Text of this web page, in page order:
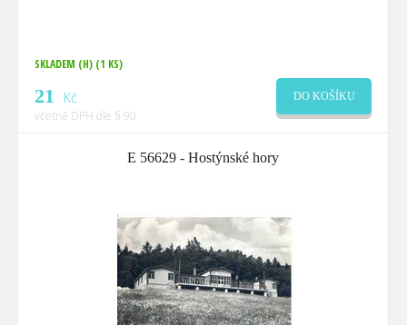
SKLADEM (H) (1 KS)
21 Kč
včetně DPH dle § 90
DO KOŠÍKU
E 56629 - Hostýnské hory